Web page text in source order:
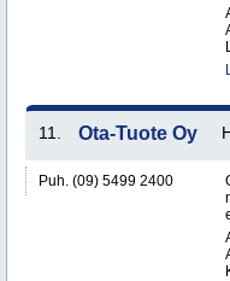
11. Ota-Tuote Oy
Puh. (09) 5499 2400